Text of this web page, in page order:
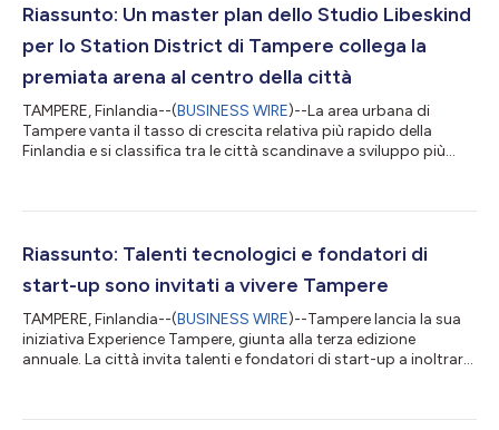
Riassunto: Un master plan dello Studio Libeskind
per lo Station District di Tampere collega la
premiata arena al centro della città
TAMPERE, Finlandia--(BUSINESS WIRE)--La area urbana di
Tampere vanta il tasso di crescita relativa più rapido della
Finlandia e si classifica tra le città scandinave a sviluppo più
mondo, Tampere non è estranea ai piani futuristici e alle
specialmente nel centro città. Il testo originale del presente
Riassunto: Talenti tecnologici e fondatori di
start-up sono invitati a vivere Tampere
TAMPERE, Finlandia--(BUSINESS WIRE)--Tampere lancia la sua
iniziativa Experience Tampere, giunta alla terza edizione
annuale. La città invita talenti e fondatori di start-up a inoltrare
cosa significa vivere, lavorare e prosperare in uno dei centri